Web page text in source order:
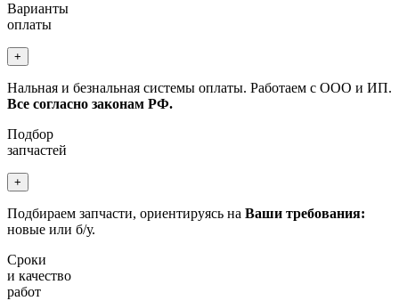
Варианты
оплаты
+
Нальная и безнальная системы оплаты. Работаем с ООО и ИП.
Все согласно законам РФ.
Подбор
запчастей
+
Подбираем запчасти, ориентируясь на Ваши требования:
новые или б/у.
Сроки
и качество
работ